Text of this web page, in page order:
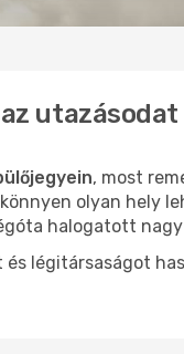
, most
olyan hely
halogatott
és légitársaságot